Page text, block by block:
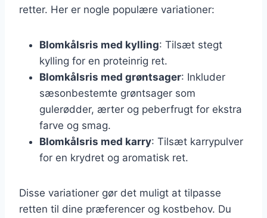
retter. Her er nogle populære variationer:
Blomkålsris med kylling: Tilsæt stegt
kylling for en proteinrig ret.
Blomkålsris med grøntsager: Inkluder
sæsonbestemte grøntsager som
gulerødder, ærter og peberfrugt for ekstra
farve og smag.
Blomkålsris med karry: Tilsæt karrypulver
for en krydret og aromatisk ret.
Disse variationer gør det muligt at tilpasse
retten til dine præferencer og kostbehov. Du